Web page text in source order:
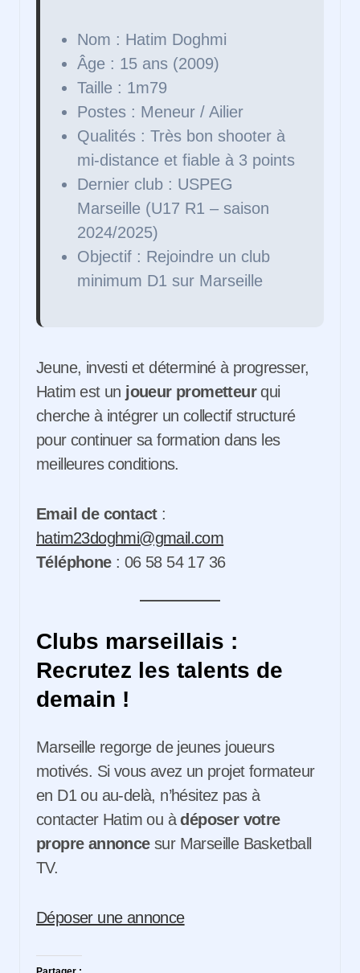
Nom : Hatim Doghmi
Âge : 15 ans (2009)
Taille : 1m79
Postes : Meneur / Ailier
Qualités : Très bon shooter à
mi-distance et fiable à 3 points
Dernier club : USPEG
Marseille (U17 R1 – saison
2024/2025)
Objectif : Rejoindre un club
minimum D1 sur Marseille
Jeune, investi et déterminé à progresser,
Hatim est un joueur prometteurqui
cherche à intégrer un collectif structuré
pour continuer sa formation dans les
meilleures conditions.
Email de contact:
hatim23doghmi@gmail.com
Téléphone: 06 58 54 17 36
Clubs marseillais :
Recrutez les talents de
demain !
Marseille regorge de jeunes joueurs
motivés. Si vous avez un projet formateur
en D1 ou au-delà, n’hésitez pas à
contacter Hatim ou àdéposer votre
propre annoncesur Marseille Basketball
TV.
Déposer une annonce